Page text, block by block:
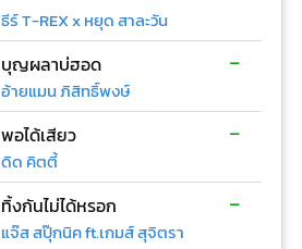
ธีร์ T-REX x หยุด สาละวัน
บุญผลาบ่ฮอด
อ้ายแมน ภิสิทธิ์พงษ์
-
พอได้เสียว
ดิด คิตตี้
-
ทิ้งกันไม่ได้หรอก
แจ๊ส สปุ๊กนิค ft.เกมส์ สุจิตรา
-